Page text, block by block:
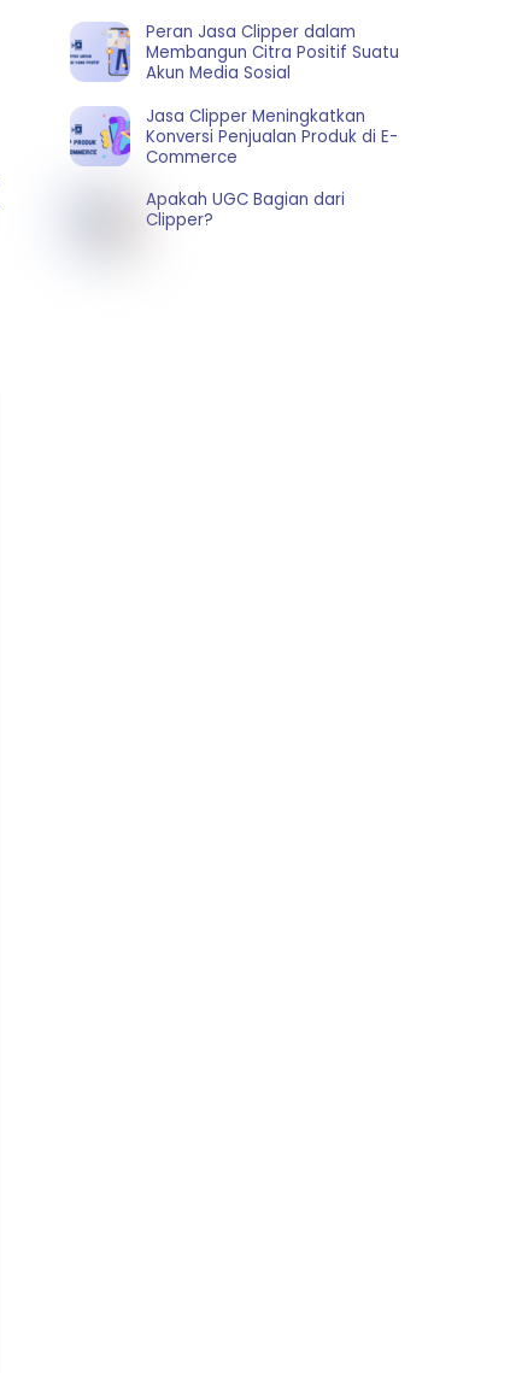
Peran Jasa Clipper dalam
Membangun Citra Positif Suatu
Akun Media Sosial
Jasa Clipper Meningkatkan
Konversi Penjualan Produk di E-
Commerce
Apakah UGC Bagian dari
Clipper?